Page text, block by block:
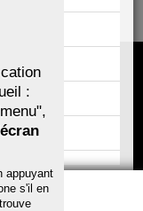
de cinefile
s'abonner
:
appuyant
s'il en